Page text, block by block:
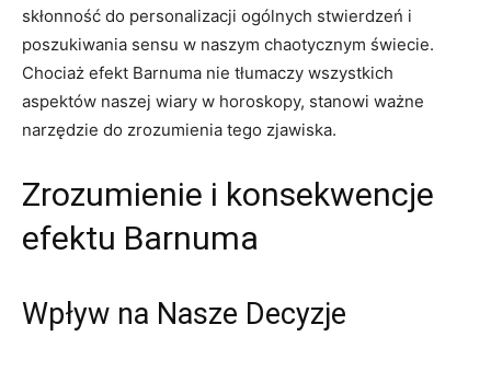
skłonność do personalizacji ogólnych stwierdzeń i
poszukiwania sensu w naszym chaotycznym świecie.
Chociaż efekt Barnuma nie tłumaczy wszystkich
aspektów naszej wiary w horoskopy, stanowi ważne
narzędzie do zrozumienia tego zjawiska.
Zrozumienie i konsekwencje
efektu Barnuma
Wpływ na Nasze Decyzje